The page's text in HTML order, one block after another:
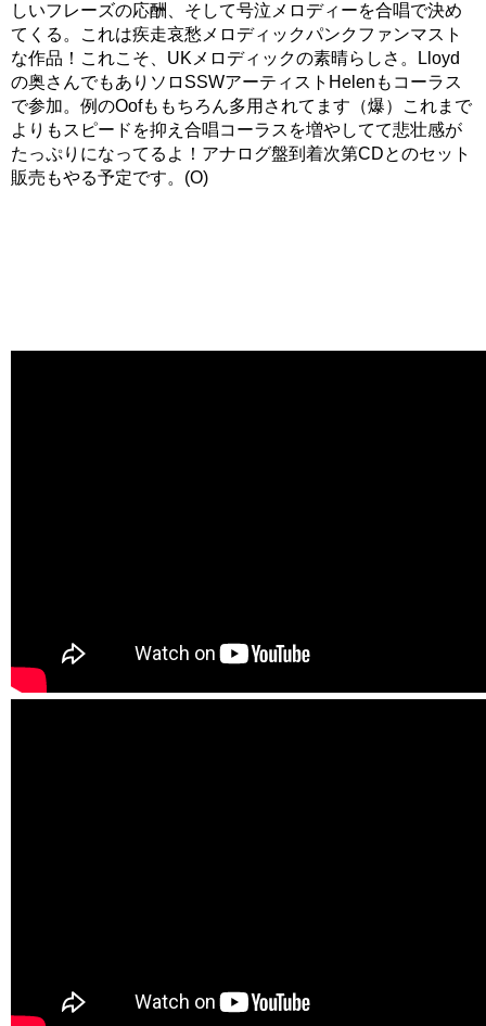
しいフレーズの応酬、そして号泣メロディーを合唱で決め
てくる。これは疾走哀愁メロディックパンクファンマスト
な作品！これこそ、UKメロディックの素晴らしさ。Lloyd
の奥さんでもありソロSSWアーティストHelenもコーラス
で参加。例のOofももちろん多用されてます（爆）これまで
よりもスピードを抑え合唱コーラスを増やしてて悲壮感が
たっぷりになってるよ！アナログ盤到着次第CDとのセット
販売もやる予定です。(O)